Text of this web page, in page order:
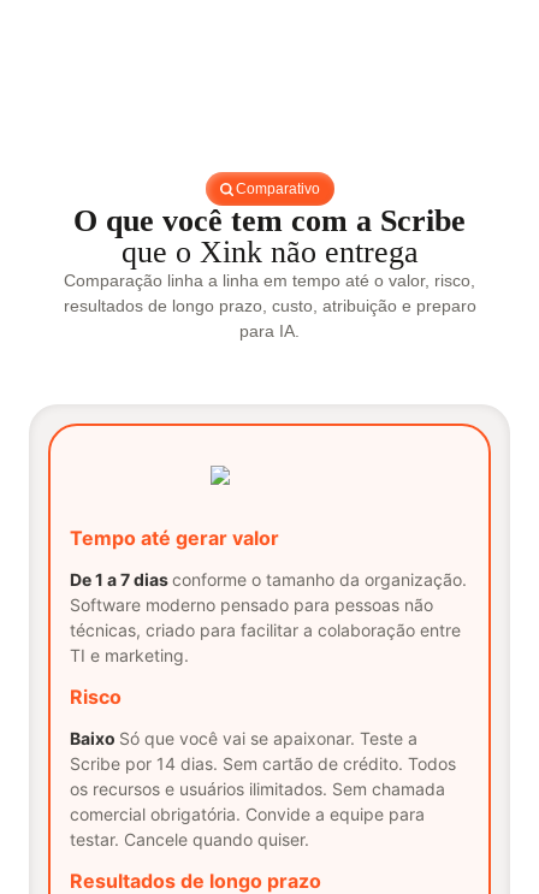
Comparativo
O que você tem com a Scribe
que o Xink não entrega
Comparação linha a linha em tempo até o valor, risco,
resultados de longo prazo, custo, atribuição e preparo
para IA.
Tempo até gerar valor
De 1 a 7 diasconforme o tamanho da organização.
Software moderno pensado para pessoas não
técnicas, criado para facilitar a colaboração entre
TI e marketing.
Risco
Baixo Só que você vai se apaixonar. Teste a
Scribe por 14 dias. Sem cartão de crédito. Todos
os recursos e usuários ilimitados. Sem chamada
comercial obrigatória. Convide a equipe para
testar. Cancele quando quiser.
Resultados de longo prazo